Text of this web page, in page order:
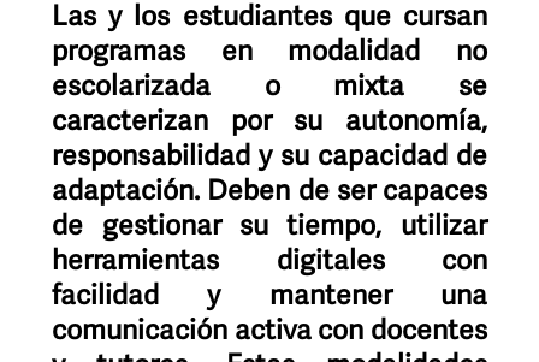
Las y los estudiantes que cursan
programas en modalidad no
escolarizada o mixta se
caracterizan por su autonomía,
responsabilidad y su capacidad de
adaptación. Deben de ser capaces
de gestionar su tiempo, utilizar
herramientas digitales con
facilidad y mantener una
comunicación activa con docentes